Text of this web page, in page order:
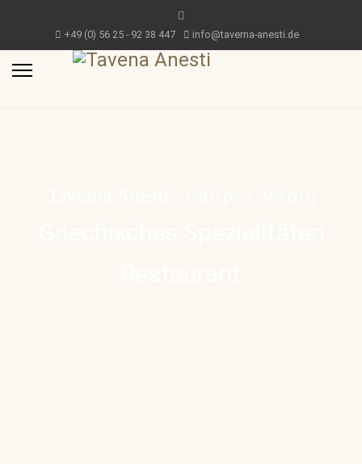
+49 (0) 56 25 - 92 38 447 info@taverna-anesti.de